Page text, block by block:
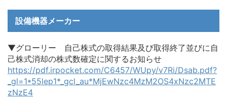
設備機器メーカー
▼グローリー 自己株式の取得結果及び取得終了並びに自
己株式消却の株式数確定に関するお知らせ
https://pdf.irpocket.com/C6457/WUpy/v7Ri/Dsab.pdf?
_gl=1*55lep1*_gcl_au*MjEwNzc4MzM2OS4xNzc2MTE
zNzE4